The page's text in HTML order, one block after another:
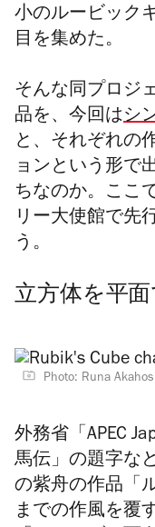
小のルービック
目を集めた。
そんな同プロジ
品を、今回はシ
と、それぞれの
ョンという形で
ちなのか。ここ
リー大使館で先
う。
立方体を平
Photo: Runa
外務省「APEC
馬伝」の題字な
の紫舟の作品「
までの作風を覆